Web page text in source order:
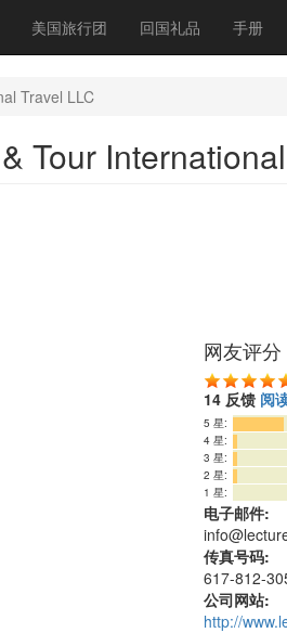
美国旅行团 回国礼品 手册
Travel LLC
Tour
网友评分
14 反馈 阅
5 星:
4 星:
3 星:
2 星:
1 星:
电子邮件:
传真号码:
617-812-
公司网站:
http://